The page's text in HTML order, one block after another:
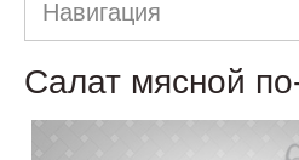
Навигация
Салат мясной